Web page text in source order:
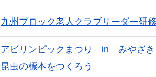
九州ブロック老人クラブリーダー研
アビリンピックまつり in みやざき
昆虫の標本をつくろう